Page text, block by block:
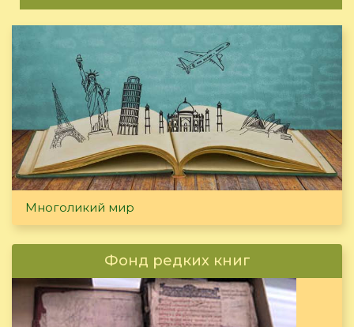
Многоликий мир
Фонд редких книг